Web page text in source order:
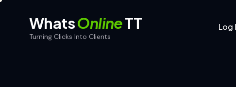
WhatsOnlineTT
Turning Clicks Into Clients
Log